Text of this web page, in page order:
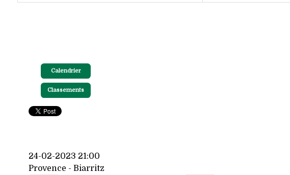
Calendrier
Classements
24-02-2023 21:00
Provence - Biarritz